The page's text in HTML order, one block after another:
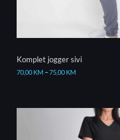
Komplet jogger sivi
70,00 KM–75,00 KM